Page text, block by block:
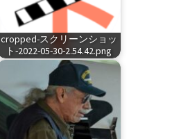
cropped-スクリーンショッ
ト-2022-05-30-2.54.42.png